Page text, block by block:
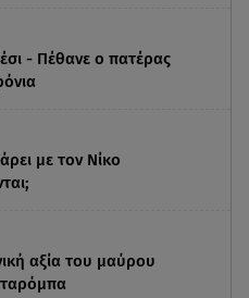
- Πέθανε ο πατέρας
με τον Νίκο
αξία του μαύρου